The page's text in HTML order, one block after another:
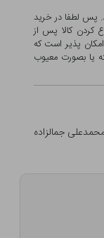
پس لطفا در خرید
کردن کالا پس از
پذیر است که
یا بصورت معيوب
جمالزاده